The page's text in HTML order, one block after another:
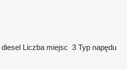
diesel Liczba miejsc 3 Typ napędu